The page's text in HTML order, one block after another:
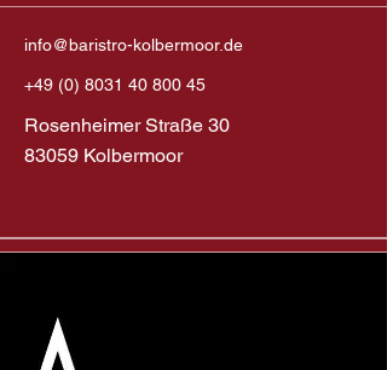
info@baristro-kolbermoor.de
+49 (0) 8031 40 800 45
Rosenheimer Straße 30
83059 Kolbermoor